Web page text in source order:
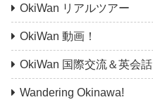
OkiWan リアルツアー
OkiWan 動画！
OkiWan 国際交流＆英会話
Wandering Okinawa!